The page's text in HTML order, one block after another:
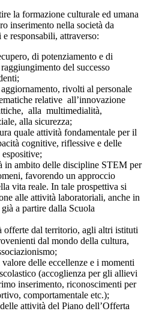
la formazione culturale ed umana
inserimento nella società da
responsabili, attraverso:
di potenziamento e di
del successo
aggiornamento, rivolti al personale
relative all’innovazione
alla multimedialità,
alla sicurezza;
quale attività fondamentale per il
cognitive, riflessive e delle
in ambito delle discipline STEM per
favorendo un approccio
vita reale. In tale prospettiva si
alle attività laboratoriali, anche in
già a partire dalla Scuola
offerte dal territorio, agli altri istituti
dal mondo della cultura,
valore delle eccellenze e i momenti
scolastico (accoglienza per gli allievi
inserimento, riconoscimenti per
comportamentale etc.);
attività del Piano dell’Offerta